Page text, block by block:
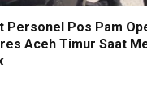
Personel Pos Pam
Aceh Timur Saat